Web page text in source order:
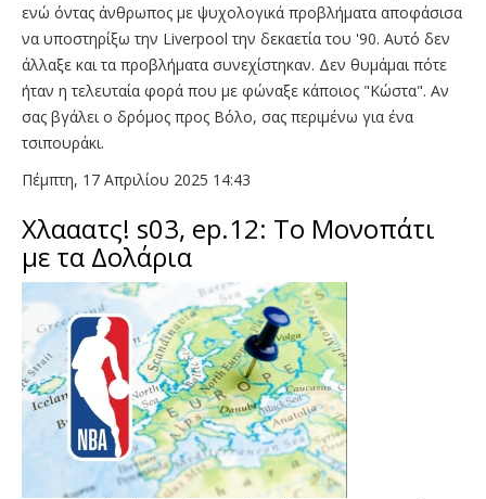
ενώ όντας άνθρωπος με ψυχολογικά προβλήματα αποφάσισα
να υποστηρίξω την Liverpool την δεκαετία του '90. Αυτό δεν
άλλαξε και τα προβλήματα συνεχίστηκαν. Δεν θυμάμαι πότε
ήταν η τελευταία φορά που με φώναξε κάποιος "Κώστα". Αν
σας βγάλει ο δρόμος προς Βόλο, σας περιμένω για ένα
τσιπουράκι.
Πέμπτη, 17 Απριλίου 2025 14:43
Χλααατς! s03, ep.12: Το Μονοπάτι
με τα Δολάρια